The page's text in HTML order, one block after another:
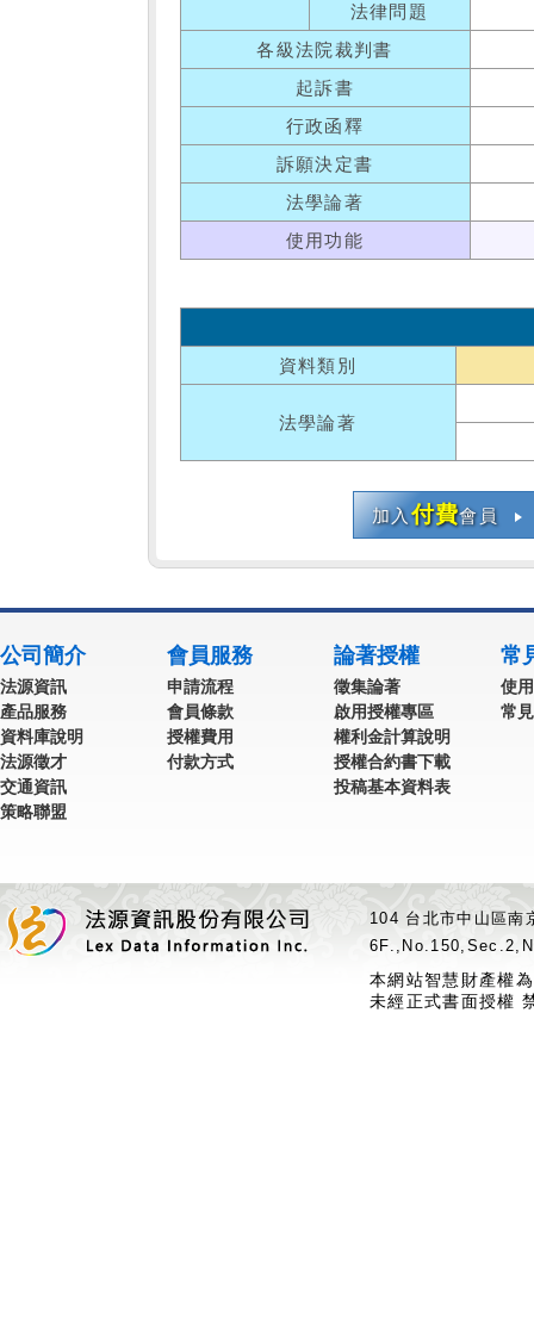
法律問題
各級法院裁判書
起訴書
行政函釋
訴願決定書
法學論著
使用功能
資料類別
法學論著
加入付費會員
公司簡介
法源資訊
產品服務
資料庫說明
法源徵才
交通資訊
策略聯盟
會員服務
申請流程
會員條款
授權費用
付款方式
論著授權
徵集論著
啟用授權專區
權利金計算說明
授權合約書下載
投稿基本資料表
常
使
常
104 台北市中山區
本網站智慧財產權
未經正式書面授權